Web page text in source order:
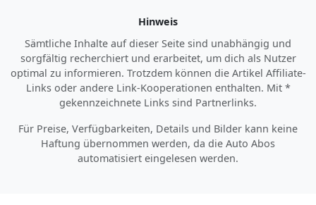
Hinweis
Sämtliche Inhalte auf dieser Seite sind unabhängig und
sorgfältig recherchiert und erarbeitet, um dich als Nutzer
optimal zu informieren. Trotzdem können die Artikel Affiliate-
Links oder andere Link-Kooperationen enthalten. Mit *
gekennzeichnete Links sind Partnerlinks.
Für Preise, Verfügbarkeiten, Details und Bilder kann keine
Haftung übernommen werden, da die Auto Abos
automatisiert eingelesen werden.